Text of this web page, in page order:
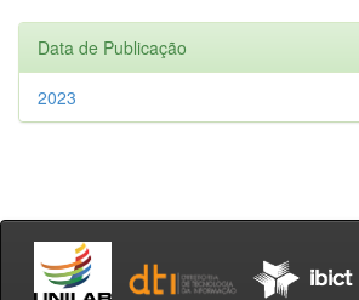
Data de Publicação
2023